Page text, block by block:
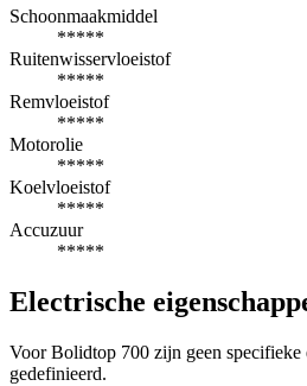
Schoonmaakmiddel
*****
Ruitenwisservloeistof
*****
Remvloeistof
*****
Motorolie
*****
Koelvloeistof
*****
Accuzuur
*****
Electrische
Voor Bolidtop 700 zijn geen specifieke
gedefinieerd.